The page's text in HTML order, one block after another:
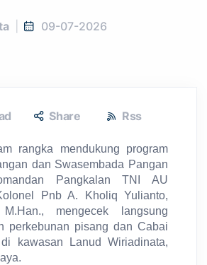
09-07-2026
Share Rss
rangka mendukung program
dan Swasembada Pangan
Pangkalan TNI AU
Pnb A. Kholiq Yulianto,
mengecek langsung
perkebunan pisang dan Cabai
kawasan Lanud Wiriadinata,